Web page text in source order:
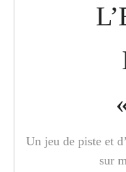
Un jeu de piste et
sur